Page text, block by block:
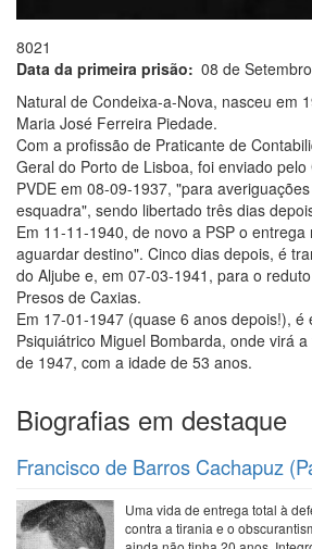
8021
Data da primeira prisão
08 de
Natural de Condeixa-a-Nova, nasceu em
Maria José Ferreira Piedade.
Com a profissão de Praticante de
Geral do Porto de Lisboa, foi enviado
PVDE em 08-09-1937, "para
esquadra", sendo libertado três dias
Em 11-11-1940, de novo a PSP o entrega
aguardar destino". Cinco dias depois, é
do Aljube e, em 07-03-1941, para o
Presos de Caxias.
Em 17-01-1947 (quase 6 anos depois!), é
Psiquiátrico Miguel Bombarda, onde virá
de 1947, com a idade de 53 anos.
Biografias em destaque
Francisco de Barros Cachapuz
Uma vida de entrega total à
contra a tirania e o